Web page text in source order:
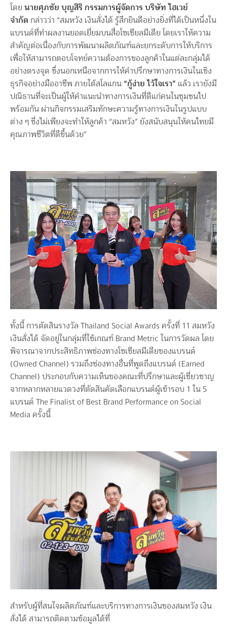
โดย นายศุภชัย บุญสิริ กรรมการผู้จัดการ บริษัท ไฮเวย์
จำกัด กล่าวว่า “สมหวัง เงินสั่งได้ รู้สึกยินดีอย่างยิ่งที่ได้เป็นหนึ่งใน
แบรนด์ที่ทำผลงานยอดเยี่ยมบนสื่อโซเชียลมีเดีย โดยเราให้ความ
สำคัญต่อเนื่องกับการพัฒนาผลิตภัณฑ์และยกระดับการให้บริการ
เพื่อให้สามารถตอบโจทย์ความต้องการของลูกค้าในแต่ละกลุ่มได้
อย่างตรงจุด ซึ่งนอกเหนือจากการให้คำปรึกษาทางการเงินในเชิง
ธุรกิจอย่างมืออาชีพ ภายใต้สโลแกน“กู้ง่าย ไว้ใจเรา” แล้ว เรายังมี
ปณิธานที่จะเป็นผู้ให้คำแนะนำทางการเงินที่ดีแก่คนในชุมชนไป
พร้อมกัน ผ่านกิจกรรมเสริมทักษะความรู้ทางการเงินในรูปแบบ
ต่าง ๆ ซึ่งไม่เพียงจะทำให้ลูกค้า “สมหวัง” ยังสนับสนุนให้คนไทยมี
คุณภาพชีวิตที่ดีขึ้นด้วย”
ทั้งนี้ การตัดสินรางวัล Thailand Social Awards ครั้งที่ 11 สมหวัง
เงินสั่งได้ จัดอยู่ในกลุ่มที่ใช้เกณฑ์ Brand Metric ในการวัดผล โดย
พิจารณาจากประสิทธิภาพช่องทางโซเชียลมีเดียของแบรนด์
(Owned Channel) รวมถึงช่องทางอื่นที่พูดถึงแบรนด์ (Earned
Channel) ประกอบกับความเห็นของคณะที่ปรึกษาและผู้เชี่ยวชาญ
จากหลากหลายแวดวงที่ตัดสินคัดเลือกแบรนด์ผู้เข้ารอบ 1 ใน 5
แบรนด์ The Finalist of Best Brand Performance on Social
Media ครั้งนี้
สำหรับผู้ที่สนใจผลิตภัณฑ์และบริการทางการเงินของสมหวัง เงิน
สั่งได้ สามารถติดตามข้อมูลได้ที่